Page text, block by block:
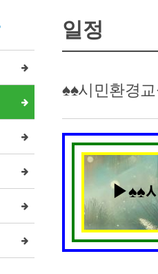
일정
♠♠시민환경
▶♠♠